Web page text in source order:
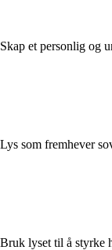
Skap et personlig og
Lys som fremhever
Bruk lyset til å styrke